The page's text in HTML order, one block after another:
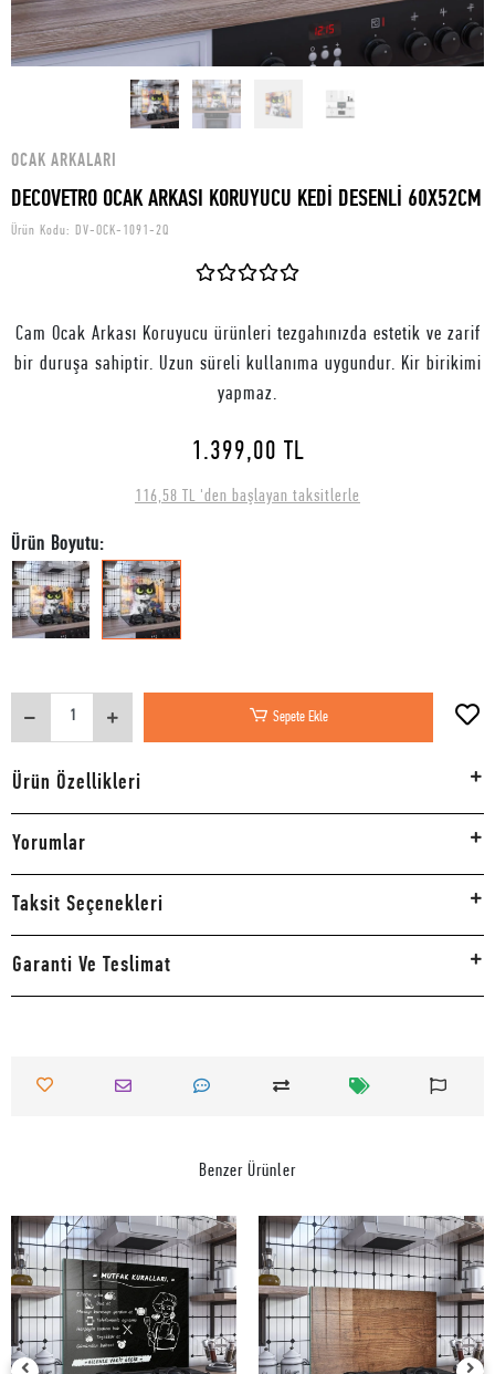
OCAK ARKALARI
DECOVETRO OCAK ARKASI KORUYUCU KEDİ DESENLİ 60X52CM
Ürün Kodu: DV-OCK-1091-2Q
Cam Ocak Arkası Koruyucu ürünleri tezgahınızda estetik ve zarif
bir duruşa sahiptir. Uzun süreli kullanıma uygundur. Kir birikimi
yapmaz.
1.399,00 TL
116,58 TL 'den başlayan taksitlerle
Ürün Boyutu:
Sepete Ekle
Ürün Özellikleri
Yorumlar
Taksit Seçenekleri
Garanti Ve Teslimat
Benzer Ürünler